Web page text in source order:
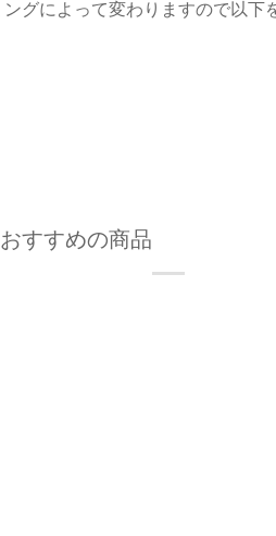
グによって変わりますので以下
すすめの商品